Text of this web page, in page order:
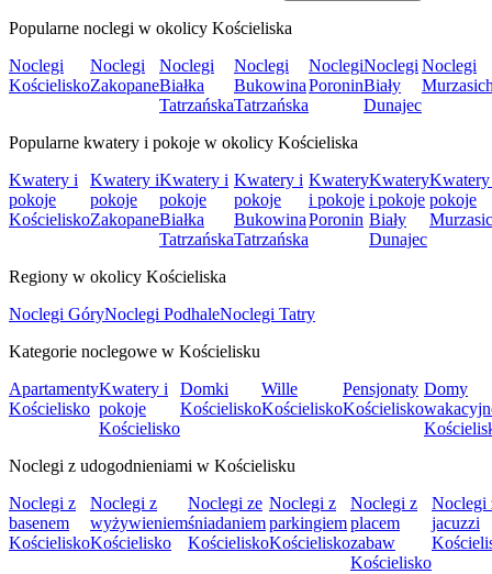
Popularne noclegi w okolicy Kościeliska
Noclegi
Kościelisko
Noclegi
Zakopane
Noclegi
Białka
Tatrzańska
Noclegi
Bukowina
Tatrzańska
Noclegi
Poronin
Noclegi
Biały
Dunajec
Noclegi
Popularne kwatery i pokoje w okolicy Kościeliska
Kwatery i
pokoje
Kościelisko
Kwatery i
pokoje
Zakopane
Kwatery i
pokoje
Białka
Tatrzańska
Kwatery i
pokoje
Bukowina
Tatrzańska
Kwatery
i pokoje
Poronin
Kwatery
i pokoje
Biały
Dunajec
pokoje
Regiony w okolicy Kościeliska
Noclegi GóryNoclegi PodhaleNoclegi Tatry
Kategorie noclegowe w Kościelisku
Apartamenty
Kościelisko
Kwatery i
pokoje
Kościelisko
Domki
Kościelisko
Wille
Kościelisko
Pensjonaty
Kościelisko
Domy
Noclegi z udogodnieniami w Kościelisku
Noclegi z
basenem
Kościelisko
Noclegi z
wyżywieniem
Kościelisko
Noclegi ze
śniadaniem
Kościelisko
Noclegi z
parkingiem
Kościelisko
Noclegi z
placem
zabaw
Kościelisko
Noclegi
jacuzzi